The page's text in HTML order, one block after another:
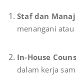
Staf dan
menangani
In-House
dalam kerja